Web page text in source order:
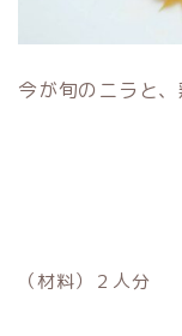
今が旬のニラと
（材料）２人分